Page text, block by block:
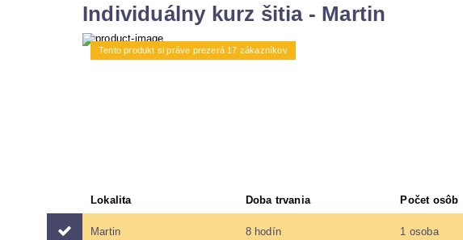
Individuálny kurz šitia - Martin
Tento produkt si práve prezerá 17 zákazníkov
Lokalita Doba trvania Počet osôb
Martin 8 hodín 1 osoba